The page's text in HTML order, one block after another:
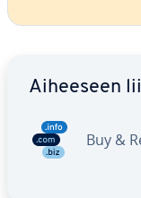
Aiheeseen
Buy &